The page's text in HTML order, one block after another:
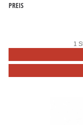
PREIS
1